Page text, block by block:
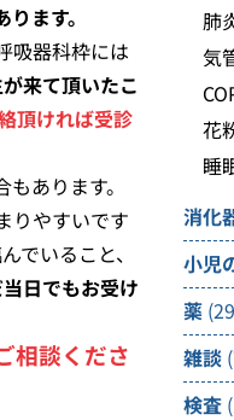
ます。
吸器科枠には
来て頂いたこ
頂ければ受診
あります。
りやすいです
でいること、
日でもお受け
相談くださ
肺
気
花
睡
消化
小児
薬
雑談
検査